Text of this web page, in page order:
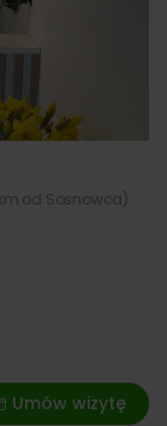
od Sosnowca)
Umów wizytę